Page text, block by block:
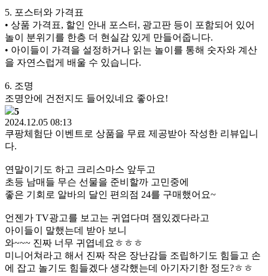
5. 포스터와 가격표
• 상품 가격표, 할인 안내 포스터, 광고판 등이 포함되어 있어
놀이 분위기를 한층 더 현실감 있게 만들어줍니다.
• 아이들이 가격을 설정하거나 읽는 놀이를 통해 숫자와 계산
을 자연스럽게 배울 수 있습니다.
6. 조명
조명안에 건전지도 들어있네요 좋아요!
5
2024.12.05 08:13
쿠팡체험단 이벤트로 상품을 무료 제공받아 작성한 리뷰입니
다.
연말이기도 하고 크리스마스 앞두고
초등 남매들 무슨 선물을 준비할까 고민중에
좋은 기회로 알바의 달인 편의점 24를 구매했어요~
언젠가 TV광고를 보고는 귀엽다며 잼있겠다라고
아이들이 말했는데 받아 보니
와~~~ 진짜 너무 귀엽네요ㅎㅎㅎ
미니어쳐라고 해서 진짜 작은 장난감들 조립하기도 힘들고 손
에 잡고 놀기도 힘들겠다 생각했는데 아기자기한 정도?ㅎㅎ